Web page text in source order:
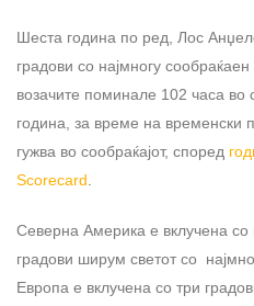
Шеста година по ред, Лос
градови со најмногу
возачите поминале 102 часа
година, за време на временски
гужва во сообраќајот, според
Scorecard
Северна Америка е вклучена со
градови ширум светот со
Европа е вклучена со три